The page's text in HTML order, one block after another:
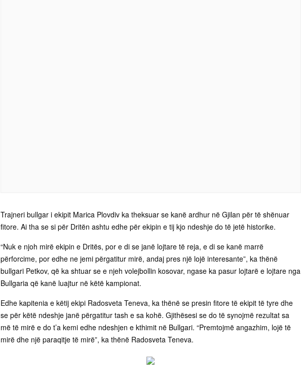
Trajneri bullgar i ekipit Marica Plovdiv ka theksuar se kanë ardhur në Gjilan për të shënuar
fitore. Ai tha se si për Dritën ashtu edhe për ekipin e tij kjo ndeshje do të jetë historike.
“Nuk e njoh mirë ekipin e Dritës, por e di se janë lojtare të reja, e di se kanë marrë
përforcime, por edhe ne jemi përgatitur mirë, andaj pres një lojë interesante”, ka thënë
bullgari Petkov, që ka shtuar se e njeh volejbollin kosovar, ngase ka pasur lojtarë e lojtare nga
Bullgaria që kanë luajtur në këtë kampionat.
Edhe kapitenia e këtij ekipi Radosveta Teneva, ka thënë se presin fitore të ekipit të tyre dhe
se për këtë ndeshje janë përgatitur tash e sa kohë. Gjithësesi se do të synojmë rezultat sa
më të mirë e do t’a kemi edhe ndeshjen e kthimit në Bullgari. “Premtojmë angazhim, lojë të
mirë dhe një paraqitje të mirë”, ka thënë Radosveta Teneva.